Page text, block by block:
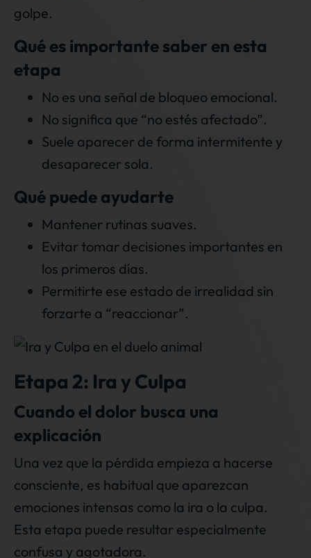
golpe.
Qué es importante saber en esta
etapa
No es una señal de bloqueo emocional.
No significa que “no estés afectado”.
Suele aparecer de forma intermitente y
desaparecer sola.
Qué puede ayudarte
Mantener rutinas suaves.
Evitar tomar decisiones importantes en
los primeros días.
Permitirte ese estado de irrealidad sin
forzarte a “reaccionar”.
Etapa 2: Ira y Culpa
Cuando el dolor busca una
explicación
Una vez que la pérdida empieza a hacerse
consciente, es habitual que aparezcan
emociones intensas como la ira o la culpa.
Esta etapa puede resultar especialmente
confusa y agotadora.